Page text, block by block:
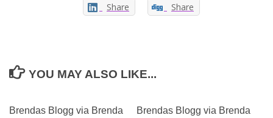
Share Share
YOU MAY ALSO LIKE...
Brendas Blogg via Brenda
Brendas Blogg via Brenda